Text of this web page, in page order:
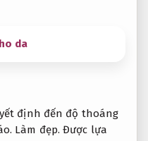
da
định đến độ thoáng
Làm đẹp. Được lựa